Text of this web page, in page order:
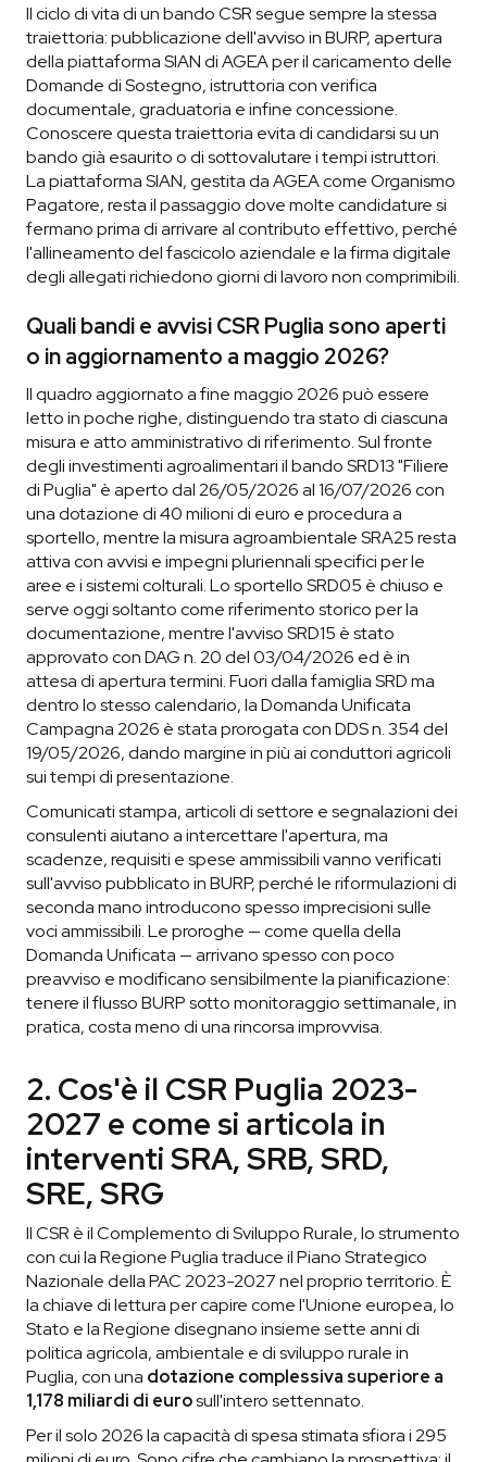
Il ciclo di vita di un bando CSR segue sempre la stessa
traiettoria: pubblicazione dell'avviso in BURP, apertura
della piattaforma SIAN di AGEA per il caricamento delle
Domande di Sostegno, istruttoria con verifica
documentale, graduatoria e infine concessione.
Conoscere questa traiettoria evita di candidarsi su un
bando già esaurito o di sottovalutare i tempi istruttori.
La piattaforma SIAN, gestita da AGEA come Organismo
Pagatore, resta il passaggio dove molte candidature si
fermano prima di arrivare al contributo effettivo, perché
l'allineamento del fascicolo aziendale e la firma digitale
degli allegati richiedono giorni di lavoro non comprimibili.
Quali bandi e avvisi CSR Puglia sono aperti
o in aggiornamento a maggio 2026?
Il quadro aggiornato a fine maggio 2026 può essere
letto in poche righe, distinguendo tra stato di ciascuna
misura e atto amministrativo di riferimento. Sul fronte
degli investimenti agroalimentari il bando SRD13 "Filiere
di Puglia" è aperto dal 26/05/2026 al 16/07/2026 con
una dotazione di 40 milioni di euro e procedura a
sportello, mentre la misura agroambientale SRA25 resta
attiva con avvisi e impegni pluriennali specifici per le
aree e i sistemi colturali. Lo sportello SRD05 è chiuso e
serve oggi soltanto come riferimento storico per la
documentazione, mentre l'avviso SRD15 è stato
approvato con DAG n. 20 del 03/04/2026 ed è in
attesa di apertura termini. Fuori dalla famiglia SRD ma
dentro lo stesso calendario, la Domanda Unificata
Campagna 2026 è stata prorogata con DDS n. 354 del
19/05/2026, dando margine in più ai conduttori agricoli
sui tempi di presentazione.
Comunicati stampa, articoli di settore e segnalazioni dei
consulenti aiutano a intercettare l'apertura, ma
scadenze, requisiti e spese ammissibili vanno verificati
sull'avviso pubblicato in BURP, perché le riformulazioni di
seconda mano introducono spesso imprecisioni sulle
voci ammissibili. Le proroghe — come quella della
Domanda Unificata — arrivano spesso con poco
preavviso e modificano sensibilmente la pianificazione:
tenere il flusso BURP sotto monitoraggio settimanale, in
pratica, costa meno di una rincorsa improvvisa.
2. Cos'è il CSR Puglia 2023-
2027 e come si articola in
interventi SRA, SRB, SRD,
SRE, SRG
Il CSR è il Complemento di Sviluppo Rurale, lo strumento
con cui la Regione Puglia traduce il Piano Strategico
Nazionale della PAC 2023-2027 nel proprio territorio. È
la chiave di lettura per capire come l'Unione europea, lo
Stato e la Regione disegnano insieme sette anni di
politica agricola, ambientale e di sviluppo rurale in
Puglia, con una dotazione complessiva superiore a
1,178 miliardi di eurosull'intero settennato.
Per il solo 2026 la capacità di spesa stimata sfiora i 295